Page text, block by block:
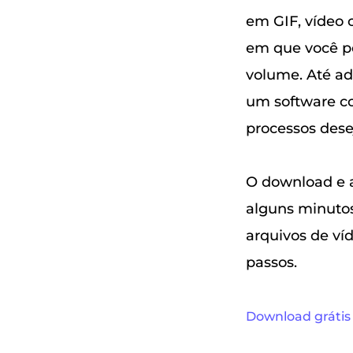
em GIF, vídeo
em que você
volume. Até
um software
processos
O download e
alguns
arquivos de
passos.
Download grátis